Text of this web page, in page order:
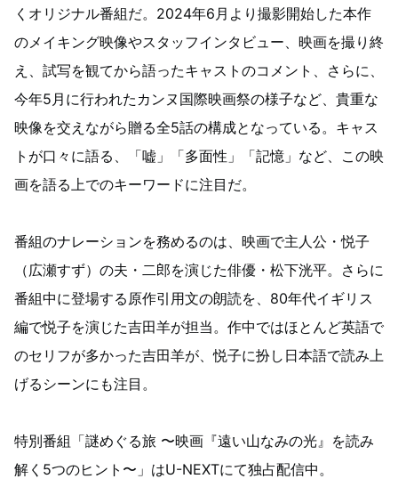
くオリジナル番組だ。2024年6月より撮影開始した本作
のメイキング映像やスタッフインタビュー、映画を撮り終
え、試写を観てから語ったキャストのコメント、さらに、
今年5月に行われたカンヌ国際映画祭の様子など、貴重な
映像を交えながら贈る全5話の構成となっている。キャス
トが口々に語る、「嘘」「多面性」「記憶」など、この映
画を語る上でのキーワードに注目だ。
番組のナレーションを務めるのは、映画で主人公・悦子
（広瀬すず）の夫・二郎を演じた俳優・松下洸平。さらに
番組中に登場する原作引用文の朗読を、80年代イギリス
編で悦子を演じた吉田羊が担当。作中ではほとんど英語で
のセリフが多かった吉田羊が、悦子に扮し日本語で読み上
げるシーンにも注目。
特別番組「謎めぐる旅 〜映画『遠い山なみの光』を読み
解く5つのヒント〜」はU-NEXTにて独占配信中。